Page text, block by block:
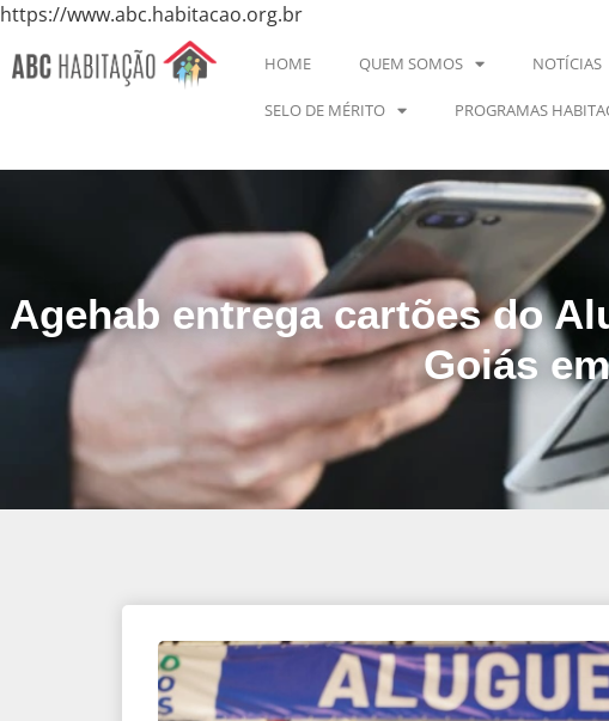
https://www.abc.habitacao.org.br
HOME QUEM SOMOS NOTÍCIAS
SELO DE MÉRITO PROGRAMAS
Agehab entrega cartões do
Goiás